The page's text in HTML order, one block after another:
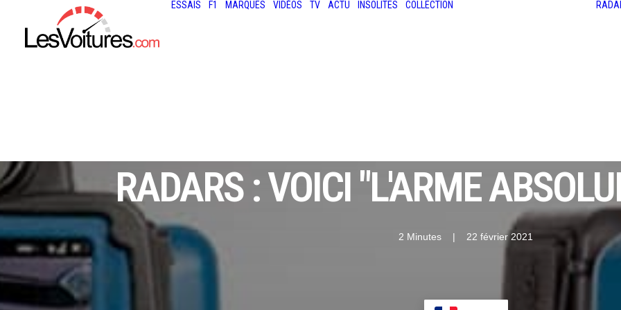
ESSAIS F1 MARQUES VIDÉOS TV ACTU INSOLITES COLLECTION
RADARS : VOICI "L'ARME
2 Minutes | 22 février 2021